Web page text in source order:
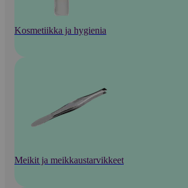
Kosmetiikka ja hygienia
Meikit ja meikkaustarvikkeet